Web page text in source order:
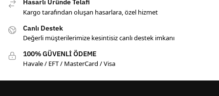
Hasarlı Üründe Telafi
Kargo tarafından oluşan hasarlara, özel hizmet
Canlı Destek
Değerli müşterilerimize kesintisiz canlı destek imkanı
100% GÜVENLİ ÖDEME
Havale / EFT / MasterCard / Visa